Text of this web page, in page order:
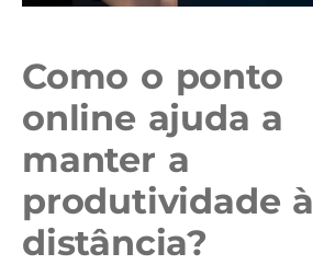
Como o ponto
online ajuda a
manter a
produtividade à
distância?